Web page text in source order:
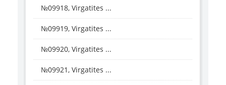
№09918, Virgatites ...
№09919, Virgatites ...
№09920, Virgatites ...
№09921, Virgatites ...